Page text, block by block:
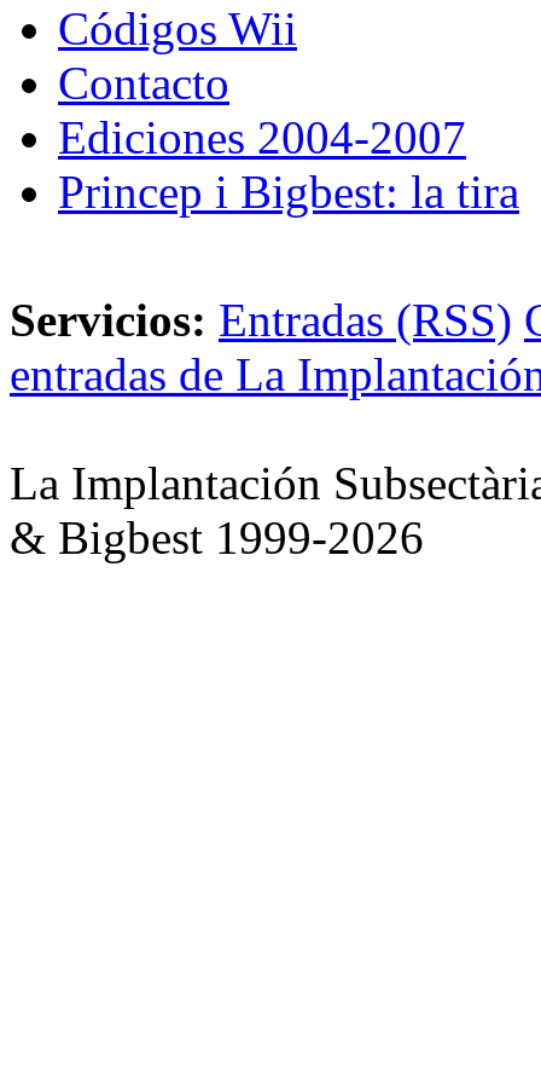
Códigos Wii
Contacto
Ediciones 2004-2007
Princep i Bigbest: la tira
Servicios: Entradas (RSS)
entradas de La
La Implantación
& Bigbest 1999-2026